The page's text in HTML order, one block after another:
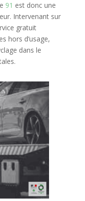
91 est donc une
Intervenant sur
gratuit
hors d’usage,
dans le